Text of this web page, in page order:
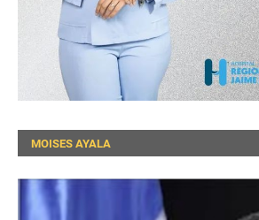
MOISES AYALA